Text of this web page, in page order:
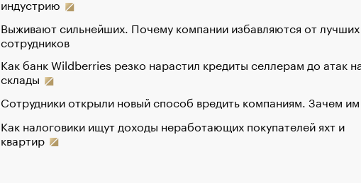
индустрию
Выживают сильнейших. Почему компании избавляются от лучших
сотрудников
Как банк Wildberries резко нарастил кредиты селлерам до атак
склады
Сотрудники открыли новый способ вредить компаниям. Зачем
Как налоговики ищут доходы неработающих покупателей яхт и
квартир